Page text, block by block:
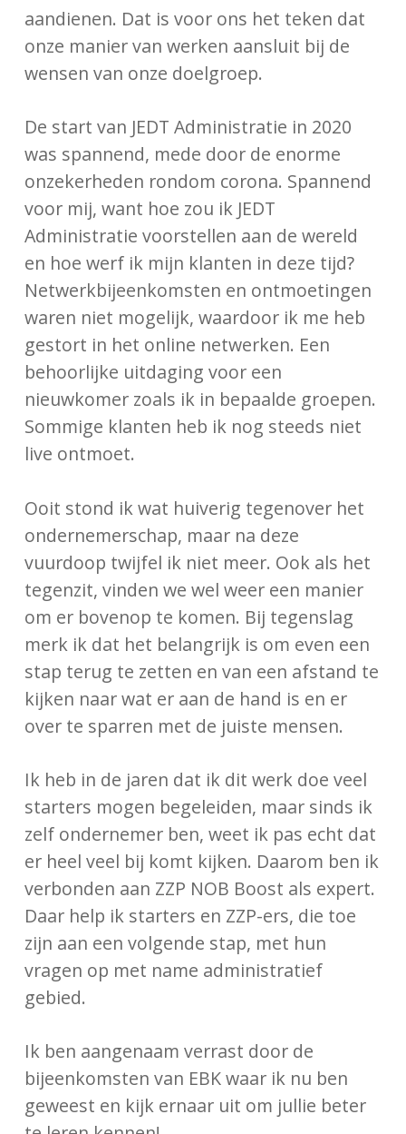
aandienen. Dat is voor ons het teken dat
onze manier van werken aansluit bij de
wensen van onze doelgroep.
De start van JEDT Administratie in 2020
was spannend, mede door de enorme
onzekerheden rondom corona. Spannend
voor mij, want hoe zou ik JEDT
Administratie voorstellen aan de wereld
en hoe werf ik mijn klanten in deze tijd?
Netwerkbijeenkomsten en ontmoetingen
waren niet mogelijk, waardoor ik me heb
gestort in het online netwerken. Een
behoorlijke uitdaging voor een
nieuwkomer zoals ik in bepaalde groepen.
Sommige klanten heb ik nog steeds niet
live ontmoet.
Ooit stond ik wat huiverig tegenover het
ondernemerschap, maar na deze
vuurdoop twijfel ik niet meer. Ook als het
tegenzit, vinden we wel weer een manier
om er bovenop te komen. Bij tegenslag
merk ik dat het belangrijk is om even een
stap terug te zetten en van een afstand te
kijken naar wat er aan de hand is en er
over te sparren met de juiste mensen.
Ik heb in de jaren dat ik dit werk doe veel
starters mogen begeleiden, maar sinds ik
zelf ondernemer ben, weet ik pas echt dat
er heel veel bij komt kijken. Daarom ben ik
verbonden aan ZZP NOB Boost als expert.
Daar help ik starters en ZZP-ers, die toe
zijn aan een volgende stap, met hun
vragen op met name administratief
gebied.
Ik ben aangenaam verrast door de
bijeenkomsten van EBK waar ik nu ben
geweest en kijk ernaar uit om jullie beter